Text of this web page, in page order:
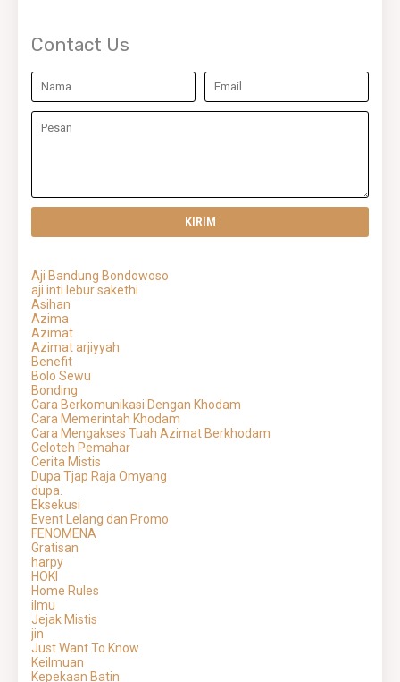
Contact Us
Aji Bandung Bondowoso
aji inti lebur sakethi
Asihan
Azima
Azimat
Azimat arjiyyah
Benefit
Bolo Sewu
Bonding
Cara Berkomunikasi Dengan Khodam
Cara Memerintah Khodam
Cara Mengakses Tuah Azimat Berkhodam
Celoteh Pemahar
Cerita Mistis
Dupa Tjap Raja Omyang
dupa.
Eksekusi
Event Lelang dan Promo
FENOMENA
Gratisan
harpy
HOKI
Home Rules
ilmu
Jejak Mistis
jin
Just Want To Know
Keilmuan
Kepekaan Batin